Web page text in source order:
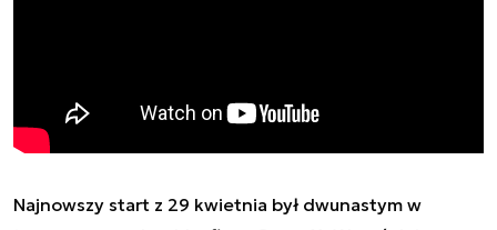
Najnowszy start z 29 kwietnia był dwunastym w